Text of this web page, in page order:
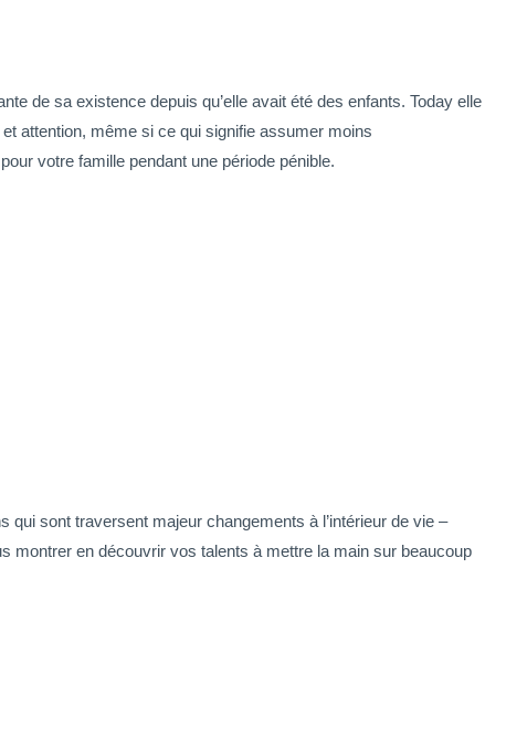
de sa existence depuis qu’elle avait été des enfants. Today elle
attention, même si ce qui signifie assumer moins
votre famille pendant une période pénible.
sont traversent majeur changements à l’intérieur de vie –
montrer en découvrir vos talents à mettre la main sur beaucoup